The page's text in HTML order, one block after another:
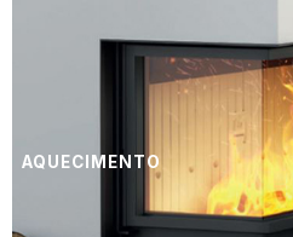
AQUECIMENTO